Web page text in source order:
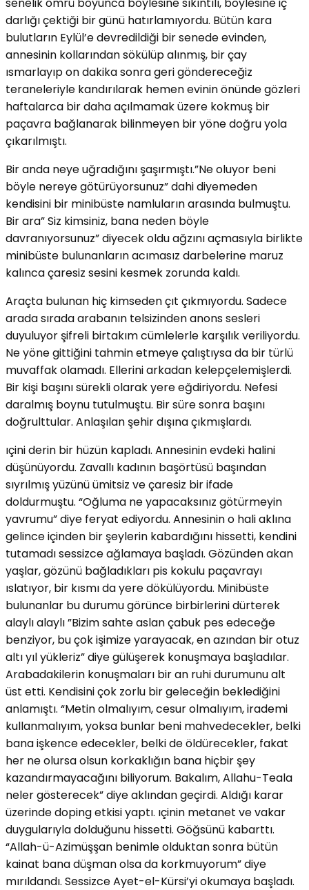
darlığı çektiği bir günü hatırlamıyordu. Bütün kara
bulutların Eylül’e devredildiği bir senede evinden,
annesinin kollarından sökülüp alınmış, bir çay
ısmarlayıp on dakika sonra geri göndereceğiz
teraneleriyle kandırılarak hemen evinin önünde gözleri
haftalarca bir daha açılmamak üzere kokmuş bir
paçavra bağlanarak bilinmeyen bir yöne doğru yola
çıkarılmıştı.
Bir anda neye uğradığını şaşırmıştı.”Ne oluyor beni
böyle nereye götürüyorsunuz” dahi diyemeden
kendisini bir minibüste namluların arasında bulmuştu.
Bir ara” Siz kimsiniz, bana neden böyle
davranıyorsunuz” diyecek oldu ağzını açmasıyla birlikte
minibüste bulunanların acımasız darbelerine maruz
kalınca çaresiz sesini kesmek zorunda kaldı.
Araçta bulunan hiç kimseden çıt çıkmıyordu. Sadece
arada sırada arabanın telsizinden anons sesleri
duyuluyor şifreli birtakım cümlelerle karşılık veriliyordu.
Ne yöne gittiğini tahmin etmeye çalıştıysa da bir türlü
muvaffak olamadı. Ellerini arkadan kelepçelemişlerdi.
Bir kişi başını sürekli olarak yere eğdiriyordu. Nefesi
daralmış boynu tutulmuştu. Bir süre sonra başını
doğrulttular. Anlaşılan şehir dışına çıkmışlardı.
ıçini derin bir hüzün kapladı. Annesinin evdeki halini
düşünüyordu. Zavallı kadının başörtüsü başından
sıyrılmış yüzünü ümitsiz ve çaresiz bir ifade
doldurmuştu. “Oğluma ne yapacaksınız götürmeyin
yavrumu” diye feryat ediyordu. Annesinin o hali aklına
gelince içinden bir şeylerin kabardığını hissetti, kendini
tutamadı sessizce ağlamaya başladı. Gözünden akan
yaşlar, gözünü bağladıkları pis kokulu paçavrayı
ıslatıyor, bir kısmı da yere dökülüyordu. Minibüste
bulunanlar bu durumu görünce birbirlerini dürterek
alaylı alaylı ”Bizim sahte aslan çabuk pes edeceğe
benziyor, bu çok işimize yarayacak, en azından bir otuz
altı yıl yükleriz” diye gülüşerek konuşmaya başladılar.
Arabadakilerin konuşmaları bir an ruhi durumunu alt
üst etti. Kendisini çok zorlu bir geleceğin beklediğini
anlamıştı. “Metin olmalıyım, cesur olmalıyım, irademi
kullanmalıyım, yoksa bunlar beni mahvedecekler, belki
bana işkence edecekler, belki de öldürecekler, fakat
her ne olursa olsun korkaklığın bana hiçbir şey
kazandırmayacağını biliyorum. Bakalım, Allahu-Teala
neler gösterecek” diye aklından geçirdi. Aldığı karar
üzerinde doping etkisi yaptı. ıçinin metanet ve vakar
duygularıyla dolduğunu hissetti. Göğsünü kabarttı.
“Allah-ü-Azimüşşan benimle olduktan sonra bütün
kainat bana düşman olsa da korkmuyorum” diye
mırıldandı. Sessizce Ayet-el-Kürsi’yi okumaya başladı.